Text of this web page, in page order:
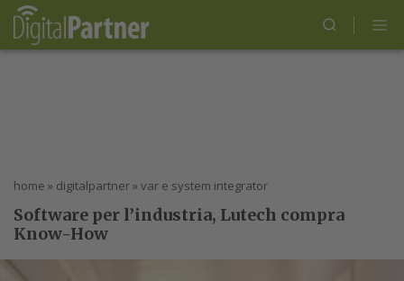
home » digitalpartner» var e system integrator
Software per l’industria, Lutech compra
Know-How